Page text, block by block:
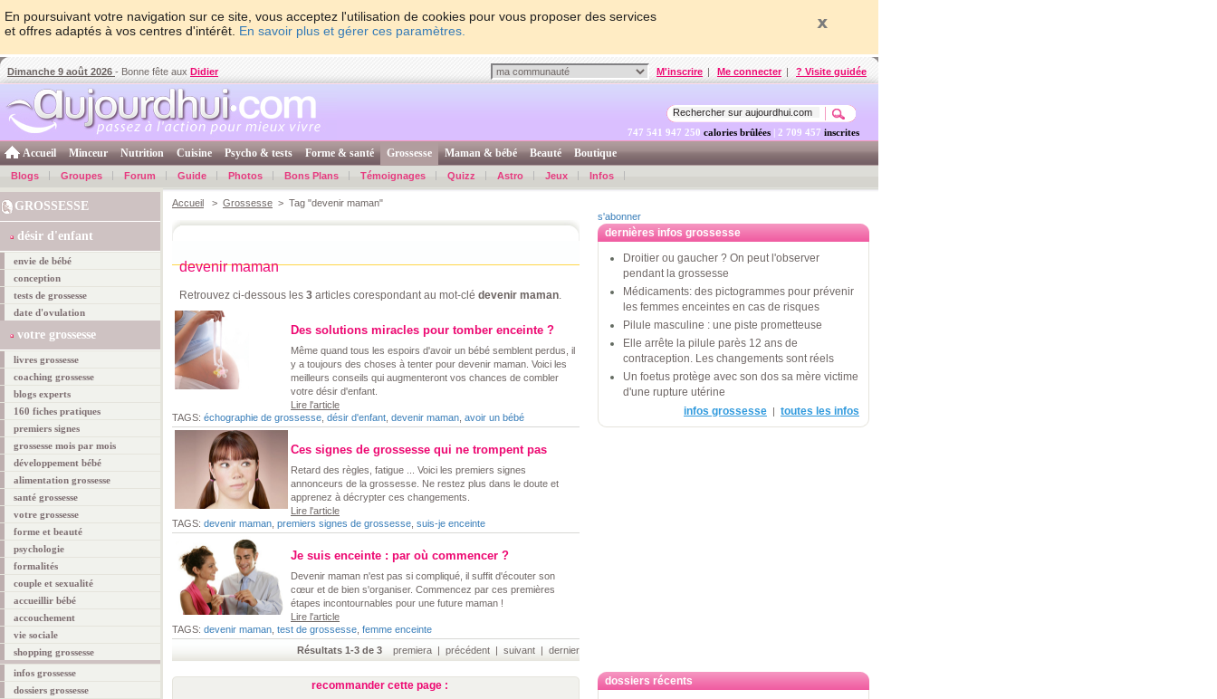
En poursuivant votre navigation sur ce site, vous acceptez l'utilisation de cookies pour vous proposer des services
et offres adaptés à vos centres d'intérêt. En savoir plus et gérer ces paramètres.
Dimanche 9 août 2026 - Bonne fête aux Didier M'inscrire | Me connecter | ? Visite guidée
747 541 947 899 calories brûlées | 2 709 457 inscrites
Accueil Minceur Nutrition Cuisine Psycho & tests Forme & santé Grossesse Maman & bébé Beauté Boutique
Blogs Groupes Forum Guide Photos Bons Plans Témoignages Quizz Astro Jeux Infos
GROSSESSE
désir d'enfant
envie de bébé
conception
tests de grossesse
date d'ovulation
votre grossesse
livres grossesse
coaching grossesse
blogs experts
160 fiches pratiques
premiers signes
grossesse mois par mois
développement bébé
alimentation grossesse
santé grossesse
votre grossesse
forme et beauté
psychologie
formalités
couple et sexualité
accueillir bébé
accouchement
vie sociale
shopping grossesse
infos grossesse
dossiers grossesse
Accueil > Grossesse > Tag "devenir maman"
devenir maman
Retrouvez ci-dessous les 3 articles corespondant au mot-clé devenir maman.
Des solutions miracles pour tomber enceinte ?
Même quand tous les espoirs d'avoir un bébé semblent perdus, il
y a toujours des choses à tenter pour devenir maman. Voici les
meilleurs conseils qui augmenteront vos chances de combler
votre désir d'enfant.
Lire l'article
TAGS: échographie de grossesse désir d'enfant devenir maman avoir un bébé
Ces signes de grossesse qui ne trompent pas
Retard des règles, fatigue ... Voici les premiers signes
annonceurs de la grossesse. Ne restez plus dans le doute et
apprenez à décrypter ces changements.
Lire l'article
TAGS: devenir maman premiers signes de grossesse suis-je enceinte
Je suis enceinte : par où commencer ?
Devenir maman n'est pas si compliqué, il suffit d'écouter son
cœur et de bien s'organiser. Commencez par ces premières
étapes incontournables pour une future maman !
Lire l'article
TAGS: devenir maman test de grossesse femme enceinte
Résultats 1-3 de 3 premiera | précédent | suivant | dernier
recommander cette page :
s'abonner
dernières infos grossesse
Droitier ou gaucher ? On peut l'observer
pendant la grossesse
Médicaments: des pictogrammes pour prévenir
les femmes enceintes en cas de risques
Pilule masculine : une piste prometteuse
Elle arrête la pilule parès 12 ans de
contraception. Les changements sont réels
Un foetus protège avec son dos sa mère victime
d'une rupture utérine
infos grossesse | toutes les infos
dossiers récents